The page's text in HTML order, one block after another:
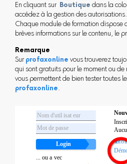
En cliquant sur Boutique dans la
accédez à la gestion des autorisations.
Chaque module de formation dispose
brèves informations sur le contenu, le
Remarque
Sur profaxonline vous trouverez
qui sont gratuits pour le moment ou
vous permettent de bien tester toutes
profaxonline.